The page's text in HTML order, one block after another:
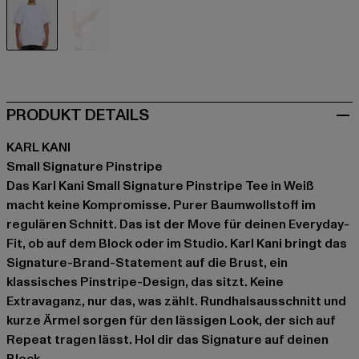
PRODUKT DETAILS
KARL KANI
Small Signature Pinstripe
Das Karl Kani Small Signature Pinstripe Tee in Weiß
macht keine Kompromisse. Purer Baumwollstoff im
regulären Schnitt. Das ist der Move für deinen Everyday-
Fit, ob auf dem Block oder im Studio. Karl Kani bringt das
Signature-Brand-Statement auf die Brust, ein
klassisches Pinstripe-Design, das sitzt. Keine
Extravaganz, nur das, was zählt. Rundhalsausschnitt und
kurze Ärmel sorgen für den lässigen Look, der sich auf
Repeat tragen lässt. Hol dir das Signature auf deinen